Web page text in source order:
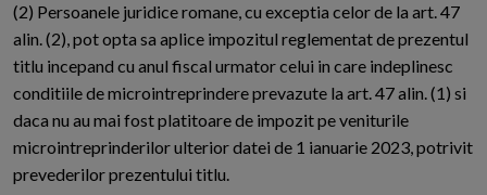
(2) Persoanele juridice romane, cu exceptia celor de la art. 47
alin. (2), pot opta sa aplice impozitul reglementat de prezentul
titlu incepand cu anul fiscal urmator celui in care indeplinesc
conditiile de microintreprindere prevazute la art. 47 alin. (1) si
daca nu au mai fost platitoare de impozit pe veniturile
microintreprinderilor ulterior datei de 1 ianuarie 2023, potrivit
prevederilor prezentului titlu.